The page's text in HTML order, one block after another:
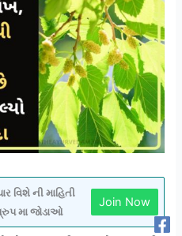
વિશે ની માહિતી
મા જોડાઓ
Join Now